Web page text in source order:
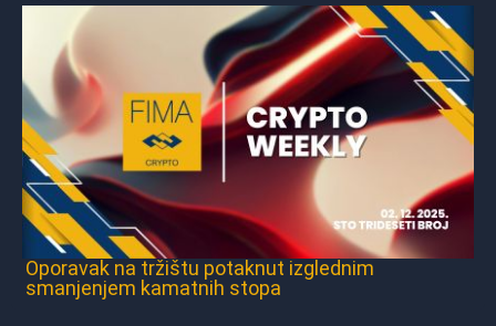
Oporavak na tržištu potaknut izglednim
smanjenjem kamatnih stopa